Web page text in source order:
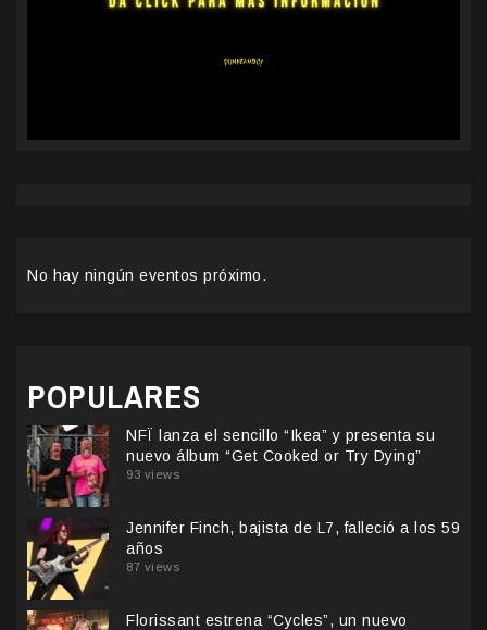
No hay ningún eventos próximo.
POPULARES
NFÏ lanza el sencillo “Ikea” y presenta su
nuevo álbum “Get Cooked or Try Dying”
93 views
Jennifer Finch, bajista de L7, falleció a los 59
años
87 views
Florissant estrena “Cycles”, un nuevo